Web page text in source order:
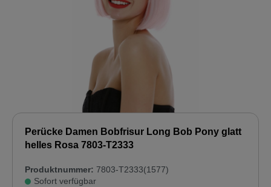
Perücke Damen Bobfrisur Long Bob Pony glatt
helles Rosa 7803-T2333
Produktnummer: 7803-T2333(1577)
Sofort verfügbar